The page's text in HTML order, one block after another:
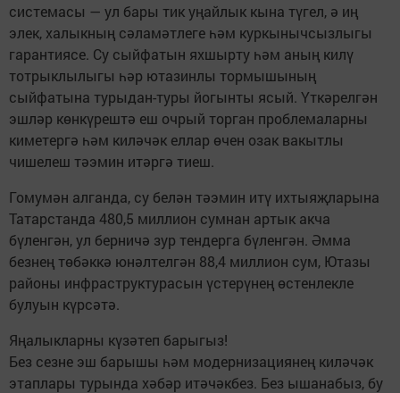
системасы — ул бары тик уңайлык кына түгел, ә иң
элек, халыкның сәламәтлеге һәм куркынычсызлыгы
гарантиясе. Су сыйфатын яхшырту һәм аның килү
тотрыклылыгы һәр ютазинлы тормышының
сыйфатына турыдан-туры йогынты ясый. Үткәрелгән
эшләр көнкүрештә еш очрый торган проблемаларны
киметергә һәм киләчәк еллар өчен озак вакытлы
чишелеш тәэмин итәргә тиеш.
Гомумән алганда, су белән тәэмин итү ихтыяҗларына
Татарстанда 480,5 миллион сумнан артык акча
бүленгән, ул берничә зур тендерга бүленгән. Әмма
безнең төбәккә юнәлтелгән 88,4 миллион сум, Ютазы
районы инфраструктурасын үстерүнең өстенлекле
булуын күрсәтә.
Яңалыкларны күзәтеп барыгыз!
Без сезне эш барышы һәм модернизациянең киләчәк
этаплары турында хәбәр итәчәкбез. Без ышанабыз, бу